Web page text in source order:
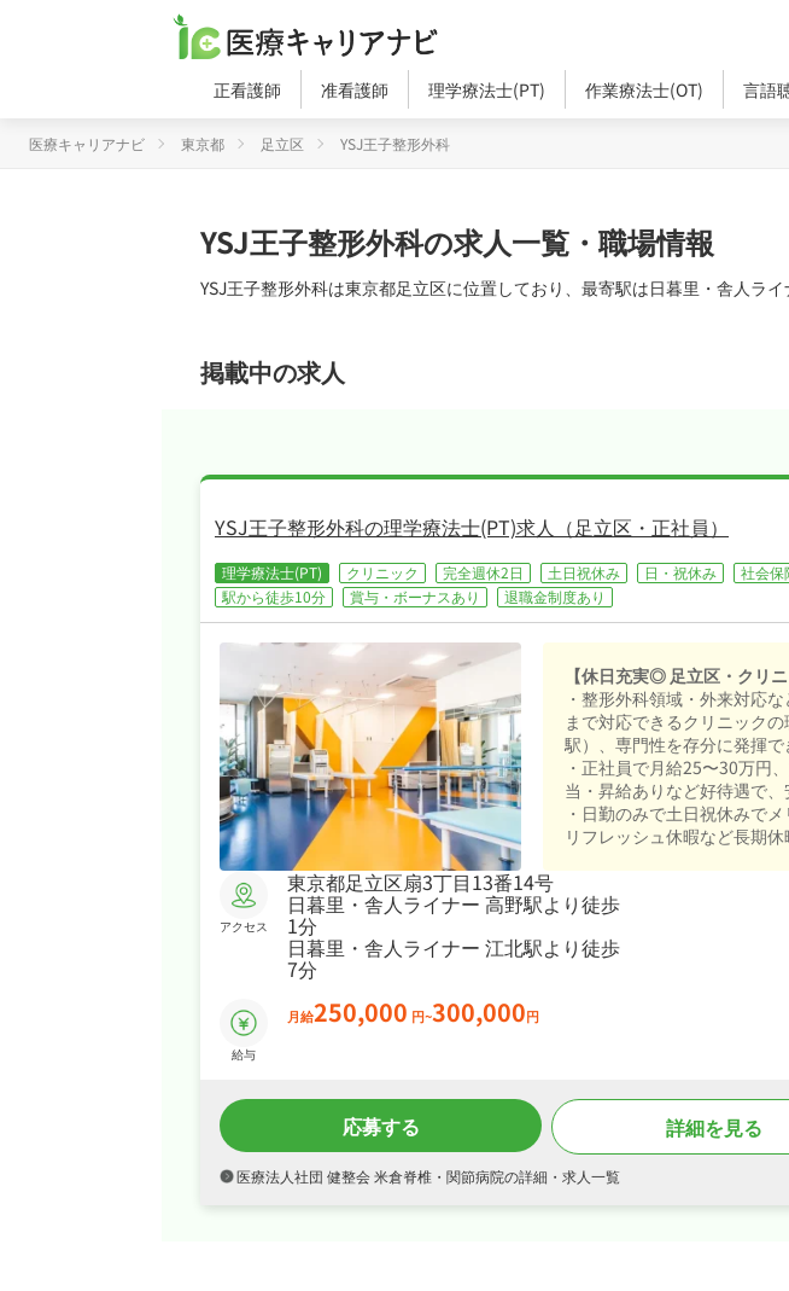
正看護師 准看護師 理学療法士(PT) 作業療法士(OT) 言語
医療キャリアナビ 東京都 足立区 YSJ王子整形外科
YSJ王子整形外科の求人一覧・職場情報
YSJ王子整形外科は東京都足立区に位置しており、最寄駅は日暮里・舎人ラ
掲載中の求人
YSJ王子整形外科の理学療法士(PT)求人（足立区・正社員）
理学療法士(PT) クリニック 完全週休2日 土日祝休み 日・祝休み 社会保
駅から徒歩10分
賞与・ボーナスあり 退職金制度あり
アクセス
東京都足立区扇3丁目13番14号
日暮里・舎人ライナー 高野駅より徒歩
1分
日暮里・舎人ライナー 江北駅より徒歩
7分
給与
月給250,000 円~300,000円
【休日充実◎ 足立区・クリ
・整形外科領域・外来対応
まで対応できるクリニック
駅）、専門性を存分に発揮
・正社員で月給25〜30万円
当・昇給ありなど好待遇で
・日勤のみで土日祝休みで
リフレッシュ休暇など長期
て長く働ける環境が魅力です☆
応募する 詳細を見る
医療法人社団 健整会 米倉脊椎・関節病院の詳細・求人一覧